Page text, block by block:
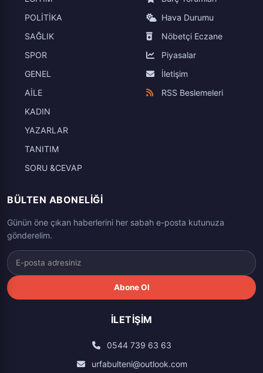
POLİTİKA
SAĞLIK
SPOR
GENEL
AİLE
KADIN
YAZARLAR
TANITIM
SORU &CEVAP
Hava Durumu
Nöbetçi Eczane
Piyasalar
İletişim
RSS Beslemeleri
BÜLTEN ABONELIĞI
Günün öne çıkan haberlerini her sabah e-posta kutunuza
gönderelim.
Abone Ol
İLETIŞIM
0544 739 63 63
urfabulteni@outlook.com